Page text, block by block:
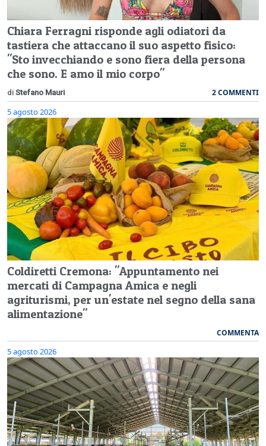
Chiara Ferragni risponde agli odiatori da
tastiera che attaccano il suo aspetto fisico:
"Sto invecchiando e sono fiera della persona
che sono. E amo il mio corpo"
di Stefano Mauri 2 COMMENTI
5 agosto 2026
Coldiretti Cremona: "Appuntamento nei
mercati di Campagna Amica e negli
agriturismi, per un'estate nel segno della sana
alimentazione"
COMMENTA
5 agosto 2026